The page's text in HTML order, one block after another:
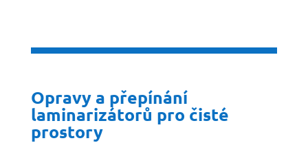
Opravy a přepínání
laminarizátorů pro čisté
prostory